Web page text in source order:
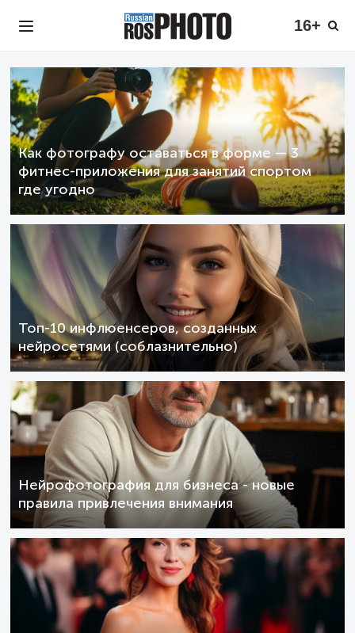
16+
Как фотографу оставаться в форме — 3
фитнес-приложения для занятий спортом
где угодно
Топ-10 инфлюенсеров, созданных
нейросетями (соблазнительно)
Нейрофотография для бизнеса - новые
правила привлечения внимания